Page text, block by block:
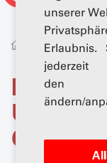
unserer
Erlaubnis.
den
ändern/
Über
uns